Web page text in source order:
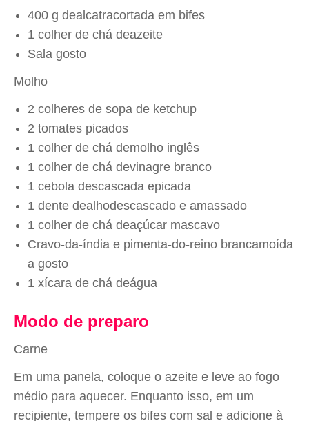
400 g dealcatracortada em bifes
1 colher de chá deazeite
Sala gosto
Molho
2 colheres de sopa de ketchup
2 tomates picados
1 colher de chá demolho inglês
1 colher de chá devinagre branco
1 cebola descascada epicada
1 dente dealhodescascado e amassado
1 colher de chá deaçúcar mascavo
Cravo-da-índia e pimenta-do-reino brancamoída
a gosto
1 xícara de chá deágua
Modo de preparo
Carne
Em uma panela, coloque o azeite e leve ao fogo
médio para aquecer. Enquanto isso, em um
recipiente, tempere os bifes com sal e adicione à